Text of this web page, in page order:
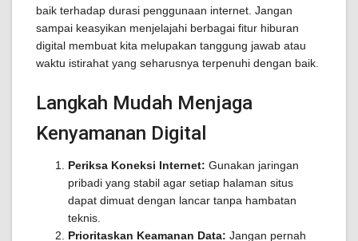
baik terhadap durasi penggunaan internet. Jangan
sampai keasyikan menjelajahi berbagai fitur hiburan
digital membuat kita melupakan tanggung jawab atau
waktu istirahat yang seharusnya terpenuhi dengan baik.
Langkah Mudah Menjaga
Kenyamanan Digital
Periksa Koneksi Internet: Gunakan jaringan
pribadi yang stabil agar setiap halaman situs
dapat dimuat dengan lancar tanpa hambatan
teknis.
Prioritaskan Keamanan Data: Jangan pernah